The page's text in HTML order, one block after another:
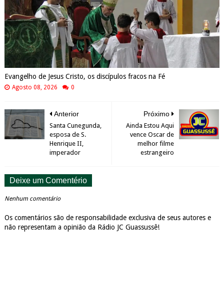
Evangelho de Jesus Cristo, os discípulos fracos na Fé
Agosto 08, 2026 0
Próximo
Ainda Estou Aqui
vence Oscar de
melhor filme
estrangeiro
Anterior
Santa Cunegunda,
esposa de S.
Henrique II,
imperador
Deixe um Comentério
Nenhum comentário
Os comentários são de responsabilidade exclusiva de seus autores e
não representam a opinião da Rádio JC Guassussê!